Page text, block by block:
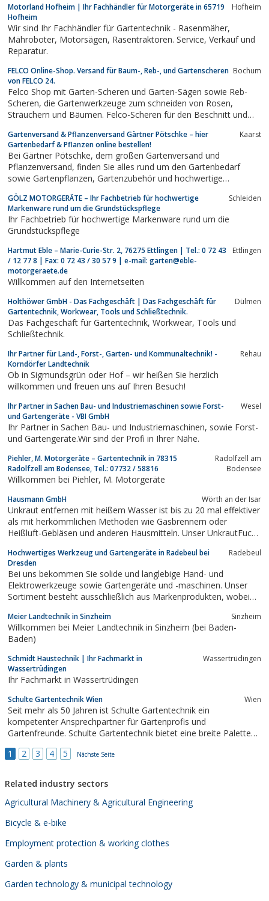
Motorland Hofheim | Ihr Fachhändler für Motorgeräte in 65719
Hofheim
Hofheim
Wir sind Ihr Fachhändler für Gartentechnik - Rasenmäher,
Mähroboter, Motorsägen, Rasentraktoren. Service, Verkauf und
Reparatur.
FELCO Online-Shop. Versand für Baum-, Reb-, und Gartenscheren
von FELCO 24.
Bochum
Felco Shop mit Garten-Scheren und Garten-Sägen sowie Reb-
Scheren, die Gartenwerkzeuge zum schneiden von Rosen,
Sträuchern und Bäumen. Felco-Scheren für den Beschnitt und
Gartenversand & Pflanzenversand Gärtner Pötschke – hier
Gartenbedarf & Pflanzen online bestellen!
Kaarst
Bei Gärtner Pötschke, dem großen Gartenversand und
Pflanzenversand, finden Sie alles rund um den Gartenbedarf
sowie Gartenpflanzen, Gartenzubehör und hochwertige
GÖLZ MOTORGERÄTE – Ihr Fachbetrieb für hochwertige
Markenware rund um die Grundstückspflege
Schleiden
Ihr Fachbetrieb für hochwertige Markenware rund um die
Grundstückspflege
Hartmut Eble – Marie-Curie-Str. 2, 76275 Ettlingen | Tel.: 0 72 43
/ 12 77 8 | Fax: 0 72 43 / 30 57 9 | e-mail: garten@eble-
motorgeraete.de
Ettlingen
Willkommen auf den Internetseiten
Holthöwer GmbH - Das Fachgeschäft | Das Fachgeschäft für
Gartentechnik, Workwear, Tools und Schließtechnik.
Dülmen
Das Fachgeschäft für Gartentechnik, Workwear, Tools und
Schließtechnik.
Ihr Partner für Land-, Forst-, Garten- und Kommunaltechnik! -
Korndörfer Landtechnik
Rehau
Ob in Sigmundsgrün oder Hof – wir heißen Sie herzlich
willkommen und freuen uns auf Ihren Besuch!
Ihr Partner in Sachen Bau- und Industriemaschinen sowie Forst-
und Gartengeräte - VBI GmbH
Wesel
Ihr Partner in Sachen Bau- und Industriemaschinen, sowie Forst-
und Gartengeräte.Wir sind der Profi in Ihrer Nähe.
Piehler, M. Motorgeräte – Gartentechnik in 78315
Radolfzell am Bodensee, Tel.: 07732 / 58816
Radolfzell am
Bodensee
Willkommen bei Piehler, M. Motorgeräte
Hausmann GmbH Wörth an der Isar
Unkraut entfernen mit heißem Wasser ist bis zu 20 mal effektiver
als mit herkömmlichen Methoden wie Gasbrennern oder
Heißluft-Gebläsen und anderen Hausmitteln. Unser UnkrautFuchs
90°). Unsere patentierte Regelung gewährleistet eine
gleichbleibende Temperatur nahe dem...
Hochwertiges Werkzeug und Gartengeräte in Radebeul bei
Dresden
Radebeul
Bei uns bekommen Sie solide und langlebige Hand- und
Elektrowerkzeuge sowie Gartengeräte und -maschinen. Unser
Sortiment besteht ausschließlich aus Markenprodukten, wobei
selber in unserer Werkstatt geprüft haben. Des Weiteren
vermieten wir auch Werkzeuge und Maschinen an...
Meier Landtechnik in Sinzheim Sinzheim
Willkommen bei Meier Landtechnik in Sinzheim (bei Baden-
Baden)
Schmidt Haustechnik | Ihr Fachmarkt in
Wassertrüdingen
Wassertrüdingen
Ihr Fachmarkt in Wassertrüdingen
Schulte Gartentechnik Wien Wien
Seit mehr als 50 Jahren ist Schulte Gartentechnik ein
kompetenter Ansprechpartner für Gartenprofis und
Gartenfreunde. Schulte Gartentechnik bietet eine breite Palette
bis zur Schneeräumung im Winter. Ob Privatkunde, Gewerbe,
1 2 3 4 5 Nächste Seite
Related industry sectors
Agricultural Machinery & Agricultural Engineering
Bicycle & e-bike
Employment protection & working clothes
Garden & plants
Garden technology & municipal technology